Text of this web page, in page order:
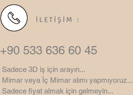
İLETİŞİM :
+90 533 636 60 45
Sadece 3D iş için arayın...
Mimar veya İç Mimar alımı yapmıyoruz...
Sadece fiyat almak için gelmeyin...